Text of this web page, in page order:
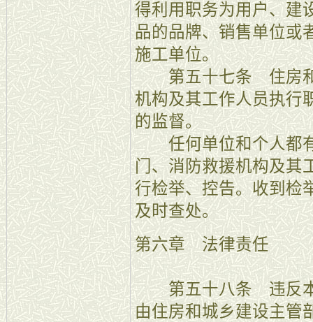
得利用职务为用户、建
品的品牌、销售单位或
施工单位。
第五十七条 住房和
机构及其工作人员执行
的监督。
任何单位和个人都有
门、消防救援机构及其
行检举、控告。收到检
及时查处。
第六章 法律责任
第五十八条 违反本
由住房和城乡建设主管